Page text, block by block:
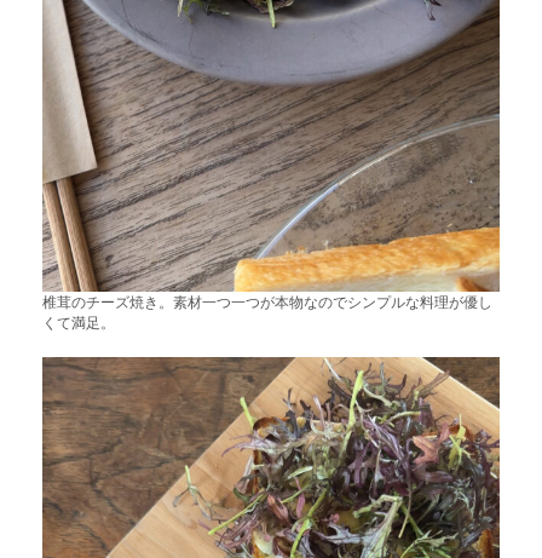
椎茸のチーズ焼き。素材一つ一つが本物なのでシンプルな料理が優し
くて満足。